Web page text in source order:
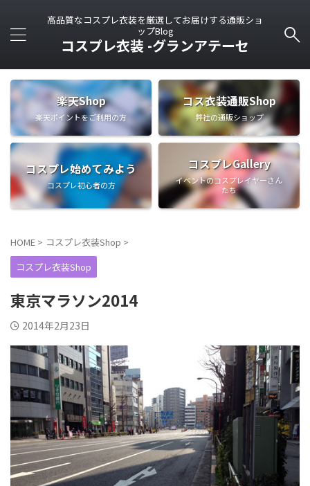
高品質なコスプレ衣装を厳選してお届けする通販ショ
ップBlog
コスプレ衣装 -グランアテーセ
楽天Shop
楽天ポイントをご利用の方
コス衣装通販Shop
弊社の通販ショップ
コスプレ始めてみよう
コスプレ初心者の方
コスプレGallery
イベントのコスプレイヤーさん
たち
HOME > コスプレ衣装Shop >
コスプレ衣装Shop
東京マラソン2014
2014年2月23日